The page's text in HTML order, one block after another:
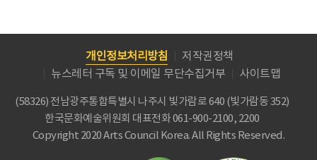
개인정보처리방침
저작권정책
뉴스레터 구독 및 이메일 무단수집거부
사이트맵
(58326) 전남광주통합특별시 나주시 빛가람로 640 (빛가람동 352)
한국문화예술위원회 대표전화 061-900-2100, 2200
Copyright 2020 Arts Council Korea. All Rights Reserved.